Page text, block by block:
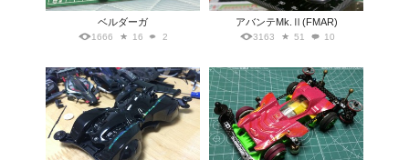
ベルダーガ
1666 16 2
アバンテMk.Ⅱ(FMAR)
3163 51 10